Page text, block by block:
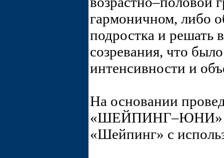
гармоничном, либо
подростка и решать
созревания, что
интенсивности и
На основании
«ШЕЙПИНГ–ЮНИ»
«Шейпинг» с